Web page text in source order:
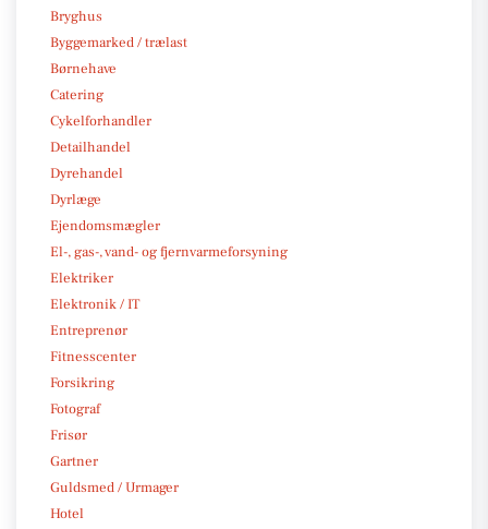
Bryghus
Byggemarked / trælast
Børnehave
Catering
Cykelforhandler
Detailhandel
Dyrehandel
Dyrlæge
Ejendomsmægler
El-, gas-, vand- og fjernvarmeforsyning
Elektriker
Elektronik / IT
Entreprenør
Fitnesscenter
Forsikring
Fotograf
Frisør
Gartner
Guldsmed / Urmager
Hotel